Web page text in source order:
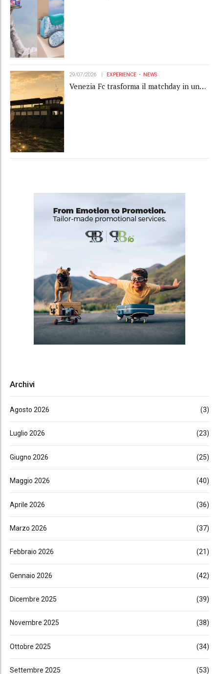
29/07/2026 EXPERIENCE NEWS
Venezia Fc trasforma il matchday in una
Archivi
Agosto 2026 (3)
Luglio 2026 (23)
Giugno 2026 (25)
Maggio 2026 (40)
Aprile 2026 (36)
Marzo 2026 (37)
Febbraio 2026 (21)
Gennaio 2026 (42)
Dicembre 2025 (39)
Novembre 2025 (38)
Ottobre 2025 (34)
Settembre 2025 (53)